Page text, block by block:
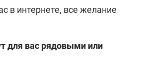
в интернете, все желание
для вас рядовыми или